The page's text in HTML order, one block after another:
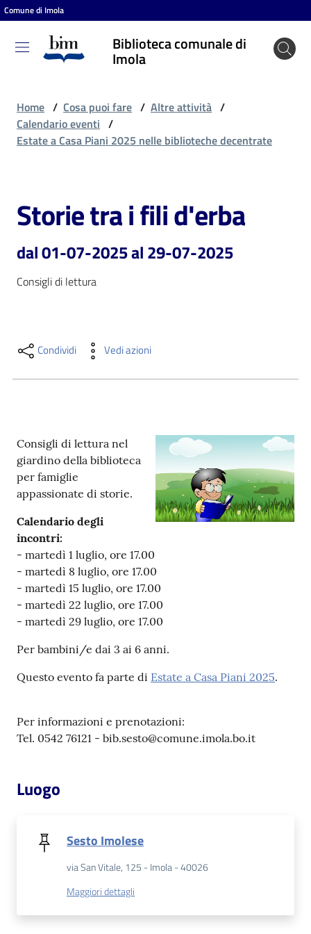
Vai al contenuto
Vai alla navigazione
Vai al footer
Comune di Imola
Biblioteca comunale di
Imola
Biblioteca
comunale
Cosa
puoi
fare
Piani
Archivio
storico
Decentrate
Patto
per
su
Home / Cosa puoi fare / Altre attività /
Calendario eventi /
Estate a Casa Piani 2025 nelle biblioteche decentrate
Salta al contenuto
Storie tra i fili d'erba
dal 01-07-2025 al 29-07-2025
Consigli di lettura
Condividi Vedi azioni
Consigli di lettura nel
giardino della biblioteca
per famiglie
appassionate di storie.
Calendario degli
incontri:
- martedì 1 luglio, ore 17.00
- martedì 8 luglio, ore 17.00
- martedì 15 luglio, ore 17.00
- martedì 22 luglio, ore 17.00
- martedì 29 luglio, ore 17.00
Per bambini/e dai 3 ai 6 anni.
Questo evento fa parte di Estate a Casa Piani 2025.
Per informazioni e prenotazioni:
Tel. 0542 76121 - bib.sesto@comune.imola.bo.it
Luogo
Sesto Imolese
via San Vitale, 125 - Imola - 40026
Maggiori dettagli